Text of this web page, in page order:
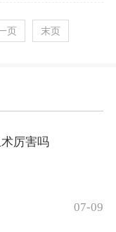
页 末页
厉害吗
07-09